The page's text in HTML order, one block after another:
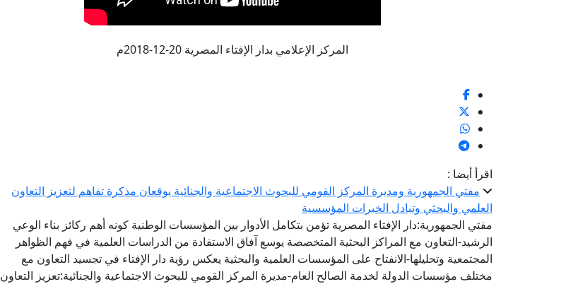
المركز الإعلامي بدار الإفتاء المصرية 20-12-2018م
اقرأ أيضا :
مفتي الجمهورية ومديرة المركز القومي للبحوث الاجتماعية والجنائية يوقعان مذكرة تفاهم لتعزيز التعاون
العلمي والبحثي وتبادل الخبرات المؤسسية
مفتي الجمهورية:دار الإفتاء المصرية تؤمن بتكامل الأدوار بين المؤسسات الوطنية كونه أهم ركائز بناء الوعي
الرشيد-التعاون مع المراكز البحثية المتخصصة يوسع آفاق الاستفادة من الدراسات العلمية في فهم الظواهر
المجتمعية وتحليلها-الانفتاح على المؤسسات العلمية والبحثية يعكس رؤية دار الإفتاء في تجسيد التعاون مع
مختلف مؤسسات الدولة لخدمة الصالح العام-مديرة المركز القومي للبحوث الاجتماعية والجنائية:تعزيز التعاون